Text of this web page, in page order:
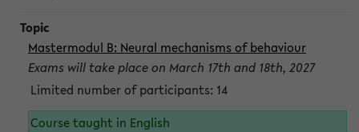
Mastermodul B: Neural mechanisms of behaviour
Exams will take place on March 17th and 18th, 2027
Limited number of participants: 14
Course taught in English